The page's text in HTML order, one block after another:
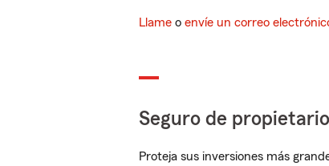
Llame o envíe un correo
Seguro de
Proteja sus inversiones más